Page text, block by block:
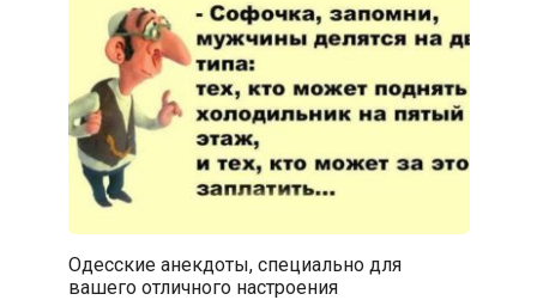
Одесские анекдоты, специально для
вашего отличного настроения